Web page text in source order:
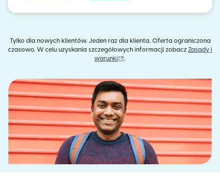
Tylko dla nowych klientów. Jeden raz dla klienta. Oferta ograniczona
czasowo. W celu uzyskania szczegółowych informacji zobacz Zasady i
warunki
.